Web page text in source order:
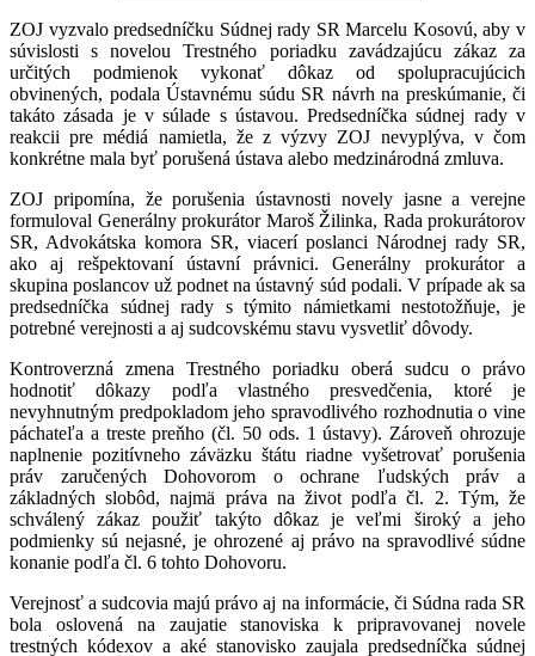
ZOJ vyzvalo predsedníčku Súdnej rady SR Marcelu Kosovú, aby v
súvislosti s novelou Trestného poriadku zavádzajúcu zákaz za
určitých podmienok vykonať dôkaz od spolupracujúcich
obvinených, podala Ústavnému súdu SR návrh na preskúmanie, či
takáto zásada je v súlade s ústavou. Predsedníčka súdnej rady v
reakcii pre médiá namietla, že z výzvy ZOJ nevyplýva, v čom
konkrétne mala byť porušená ústava alebo medzinárodná zmluva.
ZOJ pripomína, že porušenia ústavnosti novely jasne a verejne
formuloval Generálny prokurátor Maroš Žilinka, Rada prokurátorov
SR, Advokátska komora SR, viacerí poslanci Národnej rady SR,
ako aj rešpektovaní ústavní právnici. Generálny prokurátor a
skupina poslancov už podnet na ústavný súd podali. V prípade ak sa
predsedníčka súdnej rady s týmito námietkami nestotožňuje, je
potrebné verejnosti a aj sudcovskému stavu vysvetliť dôvody.
Kontroverzná zmena Trestného poriadku oberá sudcu o právo
hodnotiť dôkazy podľa vlastného presvedčenia, ktoré je
nevyhnutným predpokladom jeho spravodlivého rozhodnutia o vine
páchateľa a treste preňho (čl. 50 ods. 1 ústavy). Zároveň ohrozuje
naplnenie pozitívneho záväzku štátu riadne vyšetrovať porušenia
práv zaručených Dohovorom o ochrane ľudských práv a
základných slobôd, najmä práva na život podľa čl. 2. Tým, že
schválený zákaz použiť takýto dôkaz je veľmi široký a jeho
podmienky sú nejasné, je ohrozené aj právo na spravodlivé súdne
konanie podľa čl. 6 tohto Dohovoru.
Verejnosť a sudcovia majú právo aj na informácie, či Súdna rada SR
bola oslovená na zaujatie stanoviska k pripravovanej novele
trestných kódexov a aké stanovisko zaujala predsedníčka súdnej